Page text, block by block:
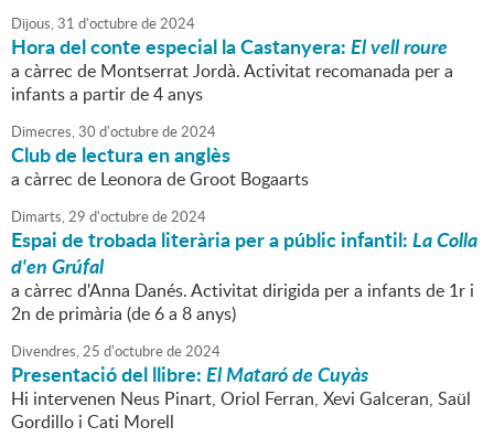
Dijous,31 d'octubrede2024
Hora del conte especial la Castanyera:El vell roure
a càrrec de Montserrat Jordà. Activitat recomanada per a
infants a partir de 4 anys
Dimecres,30 d'octubrede2024
Club de lectura en anglès
a càrrec de Leonora de Groot Bogaarts
Dimarts,29 d'octubrede2024
Espai de trobada literària per a públic infantil:La Colla
d'en Grúfal
a càrrec d'Anna Danés. Activitat dirigida per a infants de 1r i
2n de primària (de 6 a 8 anys)
Divendres,25 d'octubrede2024
Presentació del llibre:El Mataró de Cuyàs
Hi intervenen Neus Pinart, Oriol Ferran, Xevi Galceran, Saül
Gordillo i Cati Morell